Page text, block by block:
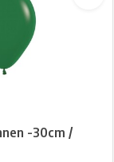
-30cm /